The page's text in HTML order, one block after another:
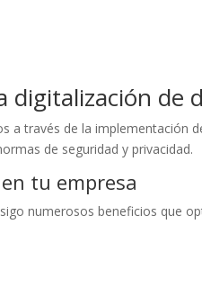
digitalización de
a través de la implementación
de seguridad y privacidad.
tu empresa
numerosos beneficios que